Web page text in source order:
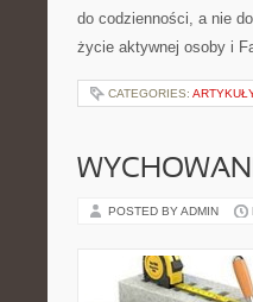
do codzienności, a nie
życie aktywnej osoby i
CATEGORIES:
POSTED BY ADMIN